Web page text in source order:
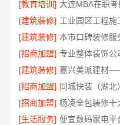
[教育培训] 大连MBA在职
[建筑装修]
[建筑装修]
[招商加盟]
[建筑装修] 嘉兴美派建材
[招商加盟]
[招商加盟]
[生活服务]